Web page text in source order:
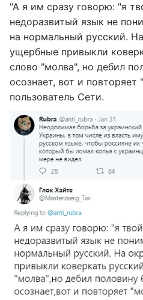
"А я им сразу говорю: "я
недоразвитый язык не
на нормальный русский.
ущербные привыкли
слово "молва", но дебил
осознает, вот и
пользователь Сети.